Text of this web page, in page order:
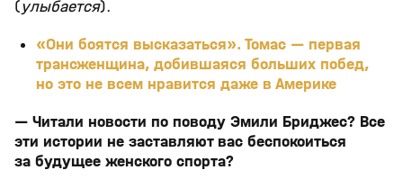
(улыбается).
«Они боятся высказаться». Томас — первая
трансженщина, добившаяся больших побед,
но это не всем нравится даже в Америке
— Читали новости по поводу Эмили Бриджес? Все
эти истории не заставляют вас беспокоиться
за будущее женского спорта?